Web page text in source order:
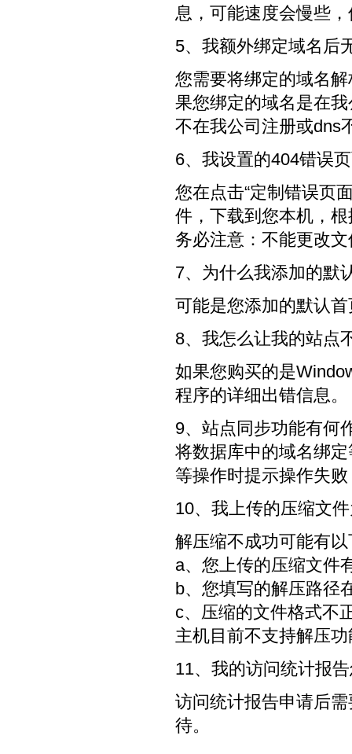
息，可能速度会慢些
5、我额外绑定域名后
您需要将绑定的域名
果您绑定的域名是在
不在我公司注册或dns
6、我设置的404错误
您在点击“定制错误页
件，下载到您本机，
务必注意：不能更改
7、为什么我添加的默
可能是您添加的默认
8、我怎么让我的站点
如果您购买的是
程序的详细出错信息。
9、站点同步功能有何
将数据库中的域名绑
等操作时提示操作失败
10、我上传的压缩文
解压缩不成功可能有
a、您上传的压缩文件
b、您填写的解压路径
c、压缩的文件格式不
主机目前不支持解压
11、我的访问统计报
访问统计报告申请后
待。